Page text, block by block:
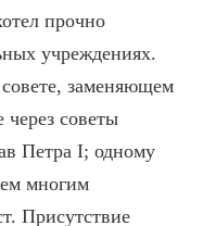
прочно
учреждениях.
заменяющем
через советы
Петра I; одному
многим
Присутствие